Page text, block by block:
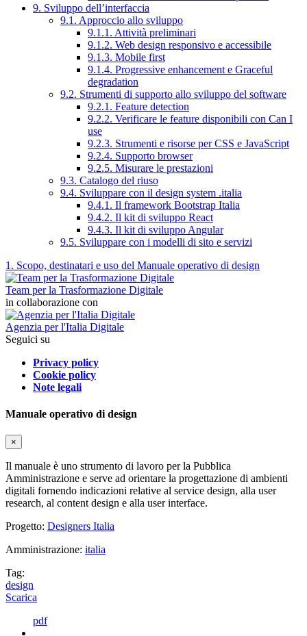
9. Sviluppo dell’interfaccia
9.1. Approccio allo sviluppo
9.1.1. Attività preliminari
9.1.2. Web design responsivo e accessibile
9.1.3. Mobile first
9.1.4. Progressive enhancement e Graceful
degradation
9.2. Strumenti di supporto allo sviluppo del software
9.2.1. Feature detection
9.2.2. Verificare le feature disponibili con Can I
use
9.2.3. Strumenti e risorse per CSS e JavaScript
9.2.4. Supporto browser
9.2.5. Misurare le prestazioni
9.3. Catalogo del riuso
9.4. Sviluppare con il design system .italia
9.4.1. Il framework Bootstrap Italia
9.4.2. Il kit di sviluppo React
9.4.3. Il kit di sviluppo Angular
9.5. Sviluppare con i modelli di sito e servizi
1. Scopo, destinatari e uso del Manuale operativo di design
Team per la Trasformazione Digitale
in collaborazione con
Agenzia per l'Italia Digitale
Seguici su
Privacy policy
Cookie policy
Note legali
Manuale operativo di design
×
Il manuale è uno strumento di lavoro per la Pubblica
Amministrazione e serve ad orientare la progettazione di ambienti
digitali fornendo indicazioni relative al service design, alla user
research, al content design e alla user interface.
Progetto: Designers Italia
Amministrazione: italia
Tag:
design
Scarica
pdf